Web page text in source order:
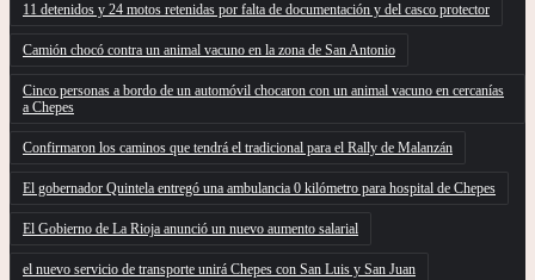
11 detenidos y 24 motos retenidas por falta de documentación y del casco protector
Camión chocó contra un animal vacuno en la zona de San Antonio
Cinco personas a bordo de un automóvil chocaron con un animal vacuno en cercanías
a Chepes
Confirmaron los caminos que tendrá el tradicional para el Rally de Malanzán
El gobernador Quintela entregó una ambulancia 0 kilómetro para hospital de Chepes
El Gobierno de La Rioja anunció un nuevo aumento salarial
el nuevo servicio de transporte unirá Chepes con San Luis y San Juan